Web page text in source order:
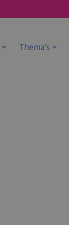
Thema's